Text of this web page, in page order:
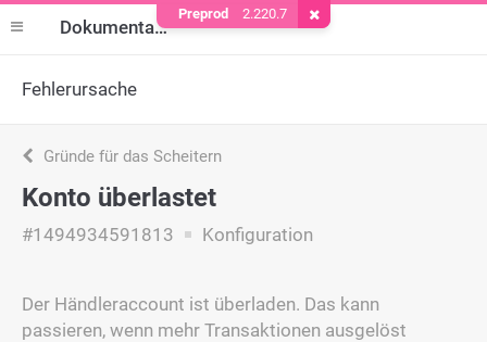
Dokumentation
Fehlerursache
Gründe für das Scheitern
Konto überlastet
#1494934591813 Konfiguration
Der Händleraccount ist überladen. Das kann
passieren, wenn mehr Transaktionen ausgelöst
Preprod 2.220.7 Cookie entfernen